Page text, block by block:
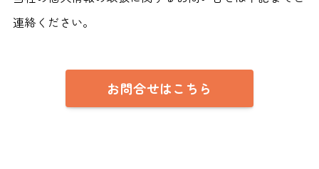
連絡ください。
お問合せはこちら